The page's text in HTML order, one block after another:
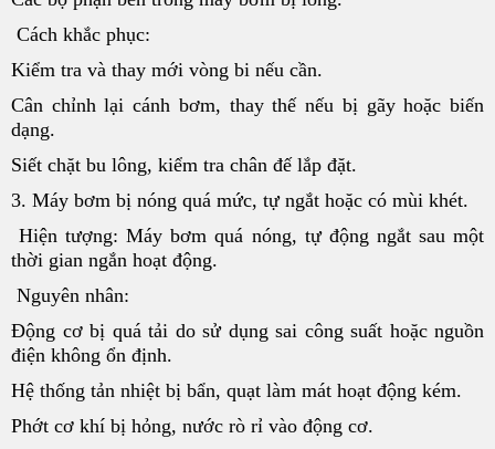
Cách khắc phục:
Kiểm tra và thay mới vòng bi nếu cần.
Cân chỉnh lại cánh bơm, thay thế nếu bị gãy hoặc biến
dạng.
Siết chặt bu lông, kiểm tra chân đế lắp đặt.
3. Máy bơm bị nóng quá mức, tự ngắt hoặc có mùi khét.
Hiện tượng: Máy bơm quá nóng, tự động ngắt sau một
thời gian ngắn hoạt động.
Nguyên nhân:
Động cơ bị quá tải do sử dụng sai công suất hoặc nguồn
điện không ổn định.
Hệ thống tản nhiệt bị bẩn, quạt làm mát hoạt động kém.
Phớt cơ khí bị hỏng, nước rò rỉ vào động cơ.